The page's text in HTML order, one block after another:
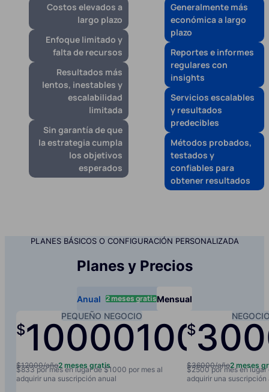
Costos elevados a
largo plazo
Enfoque limitado y
falta de recursos
Resultados más
lentos, inestables y
escalabilidad
limitada
Sin garantía de que
la estrategia cumpla
los objetivos
esperados
Generalmente más
económica a largo
plazo
Reportes e informes
regulares con
insights
Servicios escalables
y resultados
predecibles
Métodos probados,
testados y
confiables para
obtener resultados
PLANES BÁSICOS O CONFIGURACIÓN PERSONALIZADA
Planes y Precios
Anual 2 meses gratisMensual
PEQUEÑO NEGOCIO
$100001000/año/
$12000/año2 meses gratis
$833 por mes en lugar de $1000 por mes al
adquirir una suscripción anual
$
$36000/año2 meses
$2500 por mes en
adquirir una suscripción